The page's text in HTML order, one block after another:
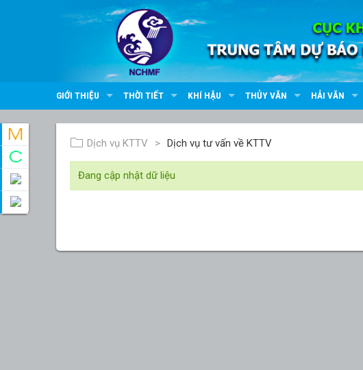
GIỚI THIỆU THỜI TIẾT KHÍ HẬU THỦY VĂN HẢI VĂN
Dịch vụ KTTV Dịch vụ tư vấn về KTTV
Đang cập nhật dữ liệu